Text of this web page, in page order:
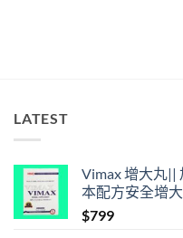
購
LATEST
Vimax 增大丸||
本配方安全增
$799